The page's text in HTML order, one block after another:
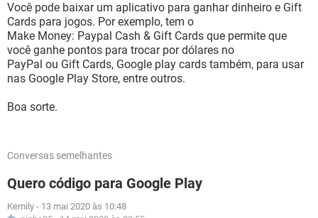
Você pode baixar um aplicativo para ganhar dinheiro e Gift
Cards para jogos. Por exemplo, tem o
Make Money: Paypal Cash & Gift Cards que permite que
você ganhe pontos para trocar por dólares no
PayPal ou Gift Cards, Google play cards também, para usar
nas Google Play Store, entre outros.
Boa sorte.
Conversas semelhantes
Quero código para Google Play
Kemily - 13 mai 2020 às 10:48